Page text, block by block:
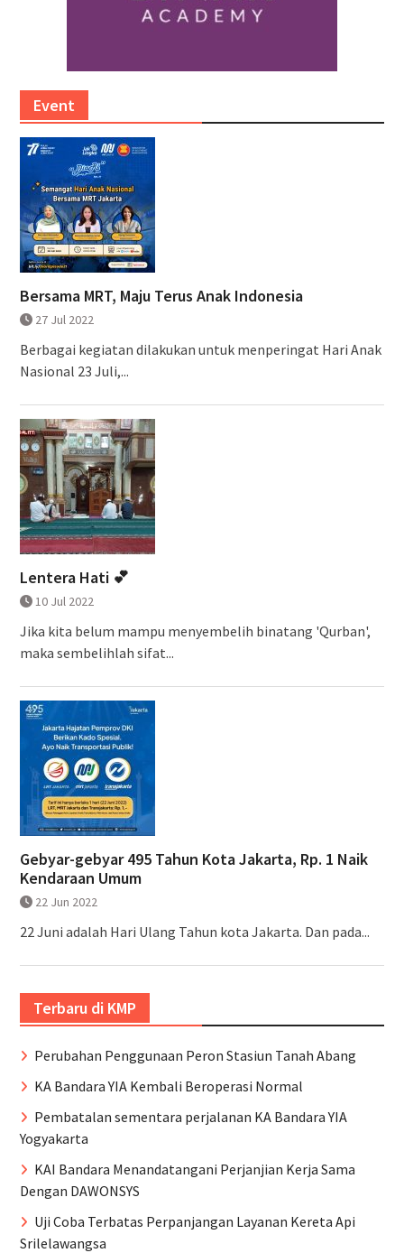
Event
Bersama MRT, Maju Terus Anak Indonesia
27 Jul 2022
Berbagai kegiatan dilakukan untuk menperingat Hari Anak
Nasional 23 Juli,...
Lentera Hati 💕
10 Jul 2022
Jika kita belum mampu menyembelih binatang 'Qurban',
maka sembelihlah sifat...
Gebyar-gebyar 495 Tahun Kota Jakarta, Rp. 1 Naik
Kendaraan Umum
22 Jun 2022
22 Juni adalah Hari Ulang Tahun kota Jakarta. Dan pada...
Terbaru di KMP
Perubahan Penggunaan Peron Stasiun Tanah Abang
KA Bandara YIA Kembali Beroperasi Normal
Pembatalan sementara perjalanan KA Bandara YIA
Yogyakarta
KAI Bandara Menandatangani Perjanjian Kerja Sama
Dengan DAWONSYS
Uji Coba Terbatas Perpanjangan Layanan Kereta Api
Srilelawangsa